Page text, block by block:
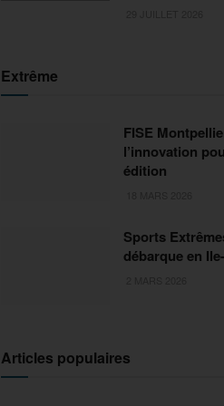
Extrême
FISE
l’innovation
édition
Sports
débarque en
Articles populaires